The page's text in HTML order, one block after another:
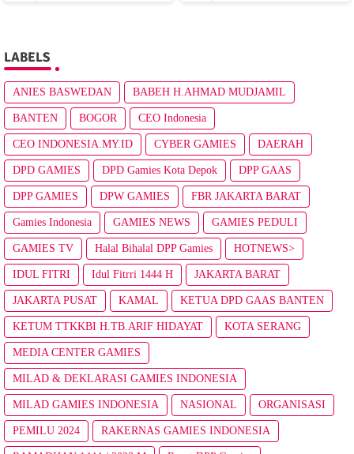
LABELS
ANIES BASWEDAN BABEH H.AHMAD MUDJAMIL
BANTEN BOGOR CEO Indonesia
CEO INDONESIA.MY.ID CYBER GAMIES DAERAH
DPD GAMIES DPD Gamies Kota Depok DPP GAAS
DPP GAMIES DPW GAMIES FBR JAKARTA BARAT
Gamies Indonesia GAMIES NEWS GAMIES PEDULI
GAMIES TV Halal Bihalal DPP Gamies HOTNEWS>
IDUL FITRI Idul Fitrri 1444 H JAKARTA BARAT
JAKARTA PUSAT KAMAL KETUA DPD GAAS BANTEN
KETUM TTKKBI H.TB.ARIF HIDAYAT KOTA SERANG
MEDIA CENTER GAMIES
MILAD & DEKLARASI GAMIES INDONESIA
MILAD GAMIES INDONESIA NASIONAL ORGANISASI
PEMILU 2024 RAKERNAS GAMIES INDONESIA